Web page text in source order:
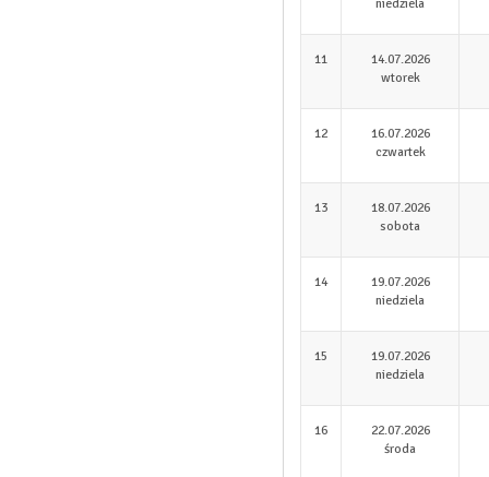
niedziela
11
14.07.2026
wtorek
12
16.07.2026
czwartek
13
18.07.2026
sobota
14
19.07.2026
niedziela
15
19.07.2026
niedziela
16
22.07.2026
środa